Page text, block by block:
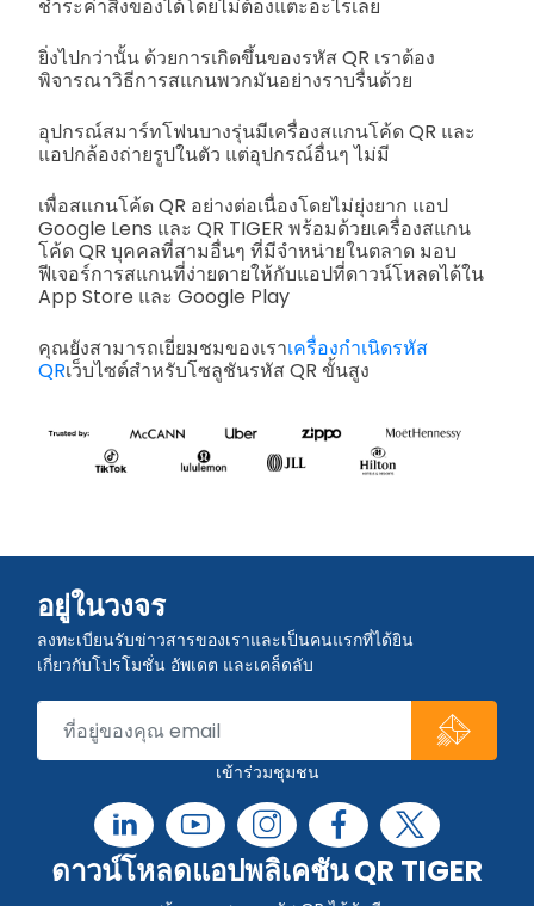
ชำระค่าสิ่งของได้โดยไม่ต้องแตะอะไรเลย
ยิ่งไปกว่านั้น ด้วยการเกิดขึ้นของรหัส QR เราต้อง
พิจารณาวิธีการสแกนพวกมันอย่างราบรื่นด้วย
อุปกรณ์สมาร์ทโฟนบางรุ่นมีเครื่องสแกนโค้ด QR และ
แอปกล้องถ่ายรูปในตัว แต่อุปกรณ์อื่นๆ ไม่มี
เพื่อสแกนโค้ด QR อย่างต่อเนื่องโดยไม่ยุ่งยาก แอป
Google Lens และ QR TIGER พร้อมด้วยเครื่องสแกน
โค้ด QR บุคคลที่สามอื่นๆ ที่มีจำหน่ายในตลาด มอบ
ฟีเจอร์การสแกนที่ง่ายดายให้กับแอปที่ดาวน์โหลดได้ใน
App Store และ Google Play
คุณยังสามารถเยี่ยมชมของเราเครื่องกำเนิดรหัส
QRเว็บไซต์สำหรับโซลูชันรหัส QR ขั้นสูง
อยู่ในวงจร
ลงทะเบียนรับข่าวสารของเราและเป็นคนแรกที่ได้ยิน
เกี่ยวกับโปรโมชั่น อัพเดต และเคล็ดลับ
เข้าร่วมชุมชน
ดาวน์โหลดแอปพลิเคชัน QR TIGER